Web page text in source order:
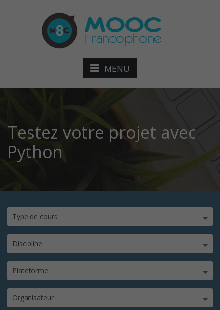
MENU
Testez votre projet avec
Python
Type de cours
Discipline
Plateforme
Organisateur